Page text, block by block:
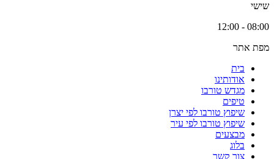
שישי
08:00 - 12:00
מפת אתר
בית
אודותינו
מגדש טורבו
טיפים
שיפוץ טורבו לפי יצרן
שיפוץ טורבו לפי עיר
מבצעים
בלוג
צור קשר